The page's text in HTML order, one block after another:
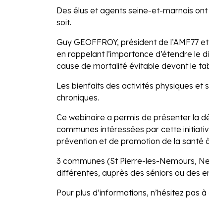
Des élus et agents seine-et-marnais
soit.
Guy GEOFFROY, président de
en rappelant l’importance d’étendre le
cause de mortalité évitable devant le
Les bienfaits des activités physiques et
chroniques.
Ce webinaire a permis de présenter la
communes intéressées par cette
prévention et de promotion de la santé
3 communes (St Pierre-les-Nemours,
différentes, auprès des séniors ou des
Pour plus d’informations, n’hésitez pas